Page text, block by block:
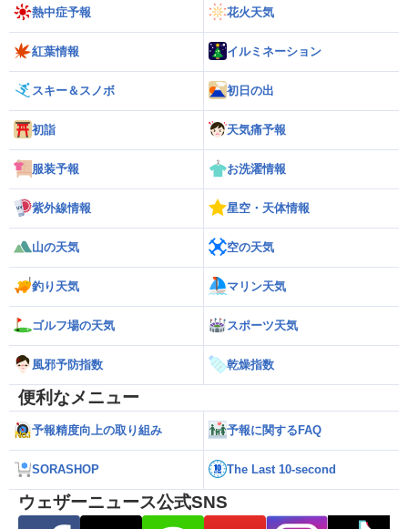
熱中症予報 花火天気
紅葉情報 イルミネーション
スキー＆スノボ 初日の出
初詣 天気痛予報
服装予報 お洗濯情報
紫外線情報 星空・天体情報
山の天気 空の天気
釣り天気 マリン天気
ゴルフ場の天気 スポーツ天気
風邪予防指数 乾燥指数
便利なメニュー
予報精度向上の取り組み 予報に関するFAQ
SORASHOP The Last 10-second
ウェザーニュース公式SNS